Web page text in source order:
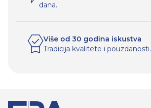
dana.
Više od 30 godina iskustva
Tradicija kvalitete i pouzdanosti.